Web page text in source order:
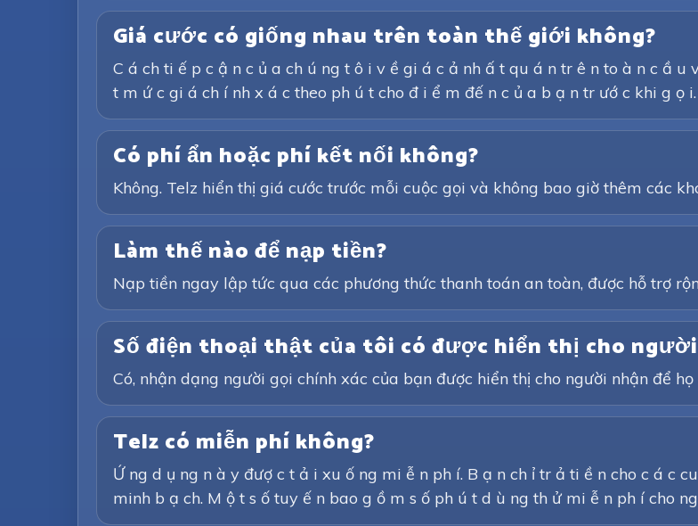
Giá cước có giống nhau trên toàn thế giới không?
C á ch ti ế p c ậ n c ủ a ch ú ng t ô i v ề gi á c ả nh ấ t qu á n tr ê n to à n c ầ
t m ứ c gi á ch í nh x á c theo ph ú t cho đ i ể m đế n c ủ a b ạ n tr ướ c khi g ọ i.
Có phí ẩn hoặc phí kết nối không?
Không. Telz hiển thị giá cước trước mỗi cuộc gọi và không bao giờ thêm các
Làm thế nào để nạp tiền?
Nạp tiền ngay lập tức qua các phương thức thanh toán an toàn, được hỗ trợ
Số điện thoại thật của tôi có được hiển thị cho
Có, nhận dạng người gọi chính xác của bạn được hiển thị cho người nhận để
Telz có miễn phí không?
Ứ ng d ụ ng n à y đượ c t ả i xu ố ng mi ễ n ph í. B ạ n ch ỉ tr ả ti ề n cho c á c
minh b ạ ch. M ộ t s ố tuy ế n bao g ồ m s ố ph ú t d ù ng th ử mi ễ n ph í cho